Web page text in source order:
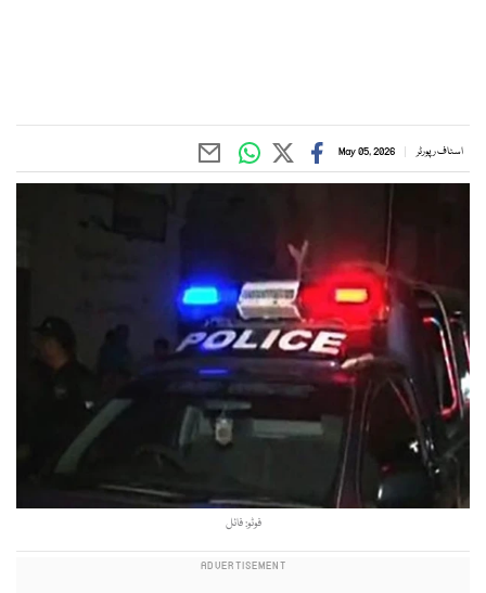
اسٹاف رپورٹر May 05, 2026
فوٹو: فائل